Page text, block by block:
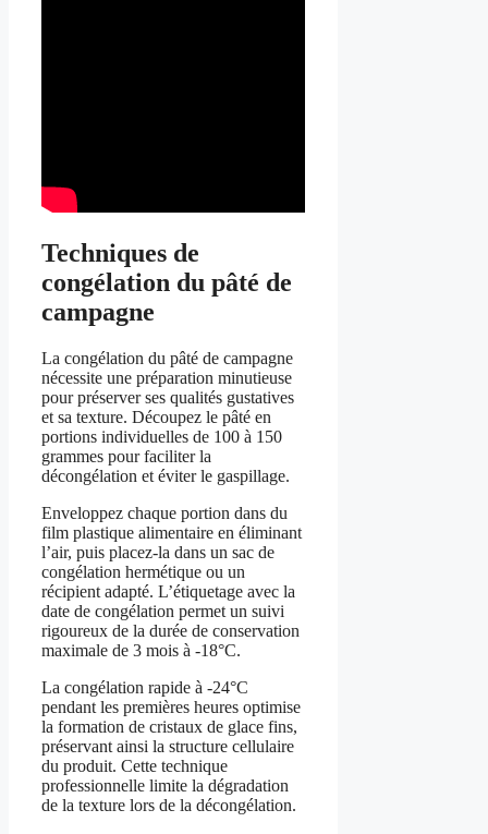
Techniques de
congélation du pâté de
campagne
La congélation du pâté de campagne
nécessite une préparation minutieuse
pour préserver ses qualités gustatives
et sa texture. Découpez le pâté en
portions individuelles de 100 à 150
grammes pour faciliter la
décongélation et éviter le gaspillage.
Enveloppez chaque portion dans du
film plastique alimentaire en éliminant
l’air, puis placez-la dans un sac de
congélation hermétique ou un
récipient adapté. L’étiquetage avec la
date de congélation permet un suivi
rigoureux de la durée de conservation
maximale de 3 mois à -18°C.
La congélation rapide à -24°C
pendant les premières heures optimise
la formation de cristaux de glace fins,
préservant ainsi la structure cellulaire
du produit. Cette technique
professionnelle limite la dégradation
de la texture lors de la décongélation.